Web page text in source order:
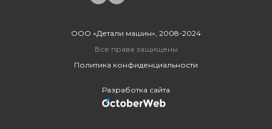
ООО «Детали машин», 2008-2024
Все права защищены
Политика конфиденциальности
Разработка сайта